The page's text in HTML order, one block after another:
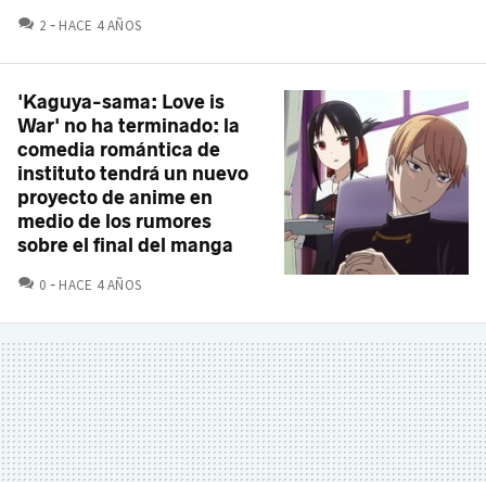
2 COMENTARIOS
HACE 4 AÑOS
'Kaguya-sama: Love is
War' no ha terminado: la
comedia romántica de
instituto tendrá un nuevo
proyecto de anime en
medio de los rumores
sobre el final del manga
0 COMENTARIOS
HACE 4 AÑOS